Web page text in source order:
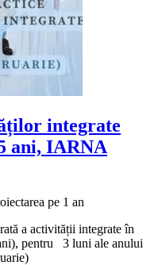
integrate
ani, IARNA
pe 1 an
a activității integrate în
pentru 3 luni ale anului